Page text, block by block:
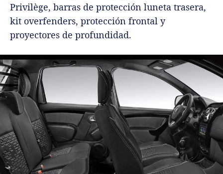
Privilège, barras de protección luneta trasera,
kit overfenders, protección frontal y
proyectores de profundidad.